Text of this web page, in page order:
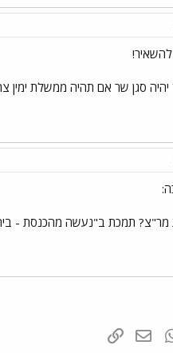
יהיה סגן שר אם תהיה ממשלת ימין
תמכת ב"נעשה מהכנסת -
WhatsAppדואר אלקטרוני